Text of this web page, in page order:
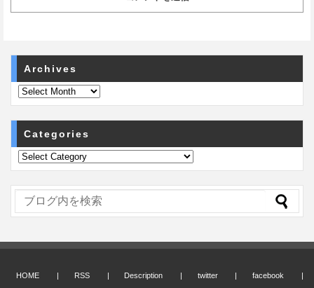
Archives
Categories
HOME RSS Description twitter facebook